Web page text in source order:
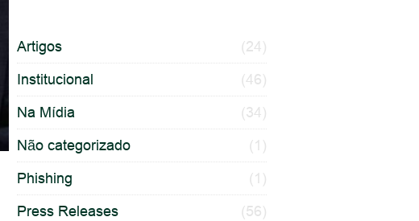
Artigos
(24)
Institucional
(46)
Na Mídia
(34)
Não categorizado
(1)
Phishing
(1)
Press Releases
(56)